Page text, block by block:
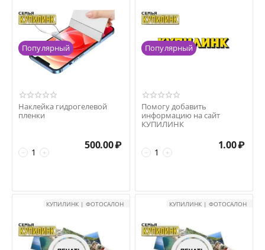
Популярный
Наклейка гидрогелевой
пленки
+
−
500.00₽
Популярный
Помогу добавить
информацию на сайт
КУПИЛИНК
+
−
1.00₽
КУПИЛИНК | ФОТОСАЛОН КУПИЛИНК | ФОТОСАЛОН